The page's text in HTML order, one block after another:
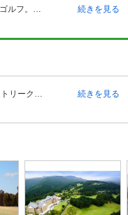
伊豆国際カントリークラブの予約ならじゃらんゴルフ。カートの有無や利用税、キャンセル料、ナイター設備、駐車場などのコース情報はもちろん、口コミ、フォトギャラリーなどコースの難易度や攻略に役立つ情報充実、予約する度にポイントが貯まるのでお得にゴルフをお楽しみ頂けます。 伊豆国際カントリークラブは、東名高速道路沼津インターチェンジより34キロメートル、修善寺駅から約15分、修善寺温泉から車で約10分のアクセスにある四季折々の伊豆の自然が楽しめるリゾートコースです。富士を借景とした風光明媚な丘陵地で、さまざまな花が咲きほこる春、緑の美しい芝と澄み切った青空が映える夏、澄み切った空気の中で壮大にそびえ立つ富士山を眺める秋と、四季を通して感動を与えてくれるコースで豪快なプレーが楽しめます。修善寺温泉街から車で約10分という立地も、ラウンド後の疲れをいやすには十分の素晴らしい環境です。 谷越えコースやドッグレッグなどのホールもあり、考え抜かれたコースも魅力にあふれ、何度でも訪れたいクラブです。 続きを見る
82万平方メートルの面積からなる伊豆国際カントリークラブは、藤田欽哉氏がコース設計をした大芝山の丘陵コースです。山地ならではの適度なアップダウンがあり、距離のある1・6番ホール以外は打ち上げ、打ち下ろしが中心になります。OUTコースは高低差により変化が楽しめるホール構成になっており、INコースは、16番ショートホール190ヤード強など距離もあり、フェアウェイも広く、ゆとりがありコース設定となっています。しかしながら、谷越えやドッグレッグなどの難所もあり、油断は禁物。考えて責めるゴルフが楽しめます。OUTコースもINコースも慎重に正確に狙っていきたいところです。コースは、18ホール。6番と14番はドラコン、2番と12番はニアピン推奨です。 続きを見る